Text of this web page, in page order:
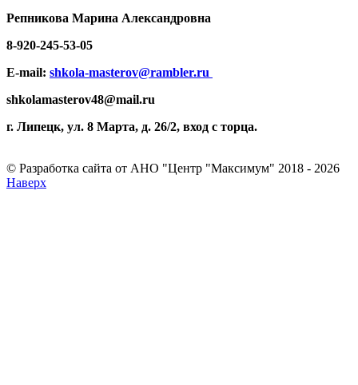
Репникова Марина Александровна
8-920-245-53-05
E-mail: shkola-masterov@rambler.ru
shkolamasterov48@mail.ru
г. Липецк, ул. 8 Марта, д. 26/2, вход с торца.
© Разработка сайта от АНО "Центр "Максимум" 2018 - 2026
Наверх